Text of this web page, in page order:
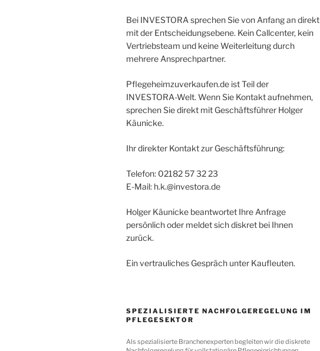
Bei INVESTORA sprechen Sie von Anfang an direkt
mit der Entscheidungsebene. Kein Callcenter, kein
Vertriebsteam und keine Weiterleitung durch
mehrere Ansprechpartner.
Pflegeheimzuverkaufen.de ist Teil der
INVESTORA-Welt. Wenn Sie Kontakt aufnehmen,
sprechen Sie direkt mit Geschäftsführer Holger
Käunicke.
Ihr direkter Kontakt zur Geschäftsführung:
Telefon: 02182 57 32 23
E-Mail: h.k.@investora.de
Holger Käunicke beantwortet Ihre Anfrage
persönlich oder meldet sich diskret bei Ihnen
zurück.
Ein vertrauliches Gespräch unter Kaufleuten.
SPEZIALISIERTE NACHFOLGEREGELUNG IM
PFLEGESEKTOR
Als spezialisierte Branchenexperten begleiten wir die diskrete